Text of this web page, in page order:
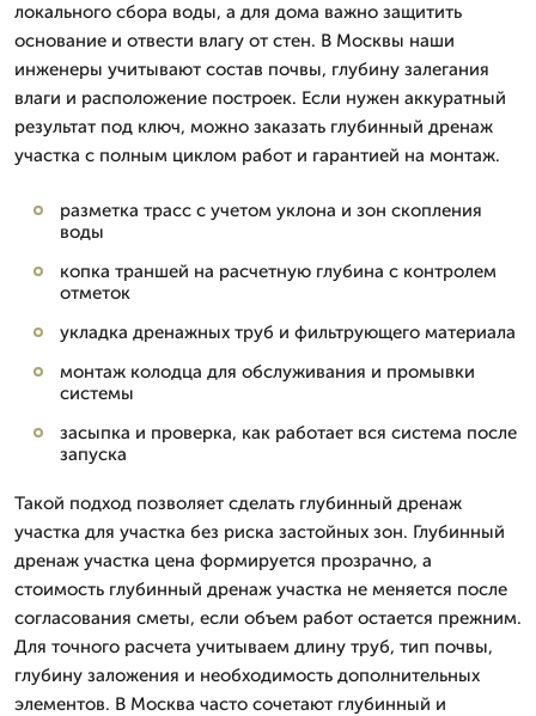
локального сбора воды, а для дома важно защитить
основание и отвести влагу от стен. В Москвы наши
инженеры учитывают состав почвы, глубину залегания
влаги и расположение построек. Если нужен аккуратный
результат под ключ, можно заказать глубинный дренаж
участка с полным циклом работ и гарантией на монтаж.
разметка трасс с учетом уклона и зон скопления
воды
копка траншей на расчетную глубина с контролем
отметок
укладка дренажных труб и фильтрующего материала
монтаж колодца для обслуживания и промывки
системы
засыпка и проверка, как работает вся система после
запуска
Такой подход позволяет сделать глубинный дренаж
участка для участка без риска застойных зон. Глубинный
дренаж участка цена формируется прозрачно, а
стоимость глубинный дренаж участка не меняется после
согласования сметы, если объем работ остается прежним.
Для точного расчета учитываем длину труб, тип почвы,
глубину заложения и необходимость дополнительных
элементов. В Москва часто сочетают глубинный и